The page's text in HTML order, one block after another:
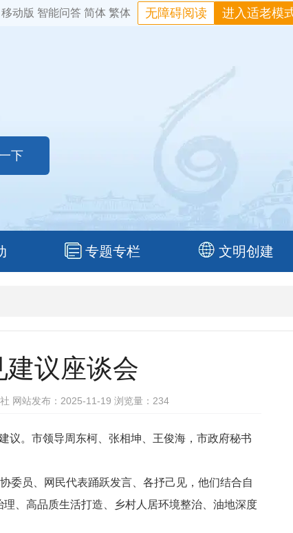
移动版 智能问答 简体 繁体 无障碍阅读 进入适老模
专题专栏 文明创建
议座谈会
网站发布：2025-11-19 浏览量： 234
议。市领导周东柯、张相坤、王俊海，市政府秘书
委员、网民代表踊跃发言、各抒己见，他们结合自
、高品质生活打造、乡村人居环境整治、油地深度